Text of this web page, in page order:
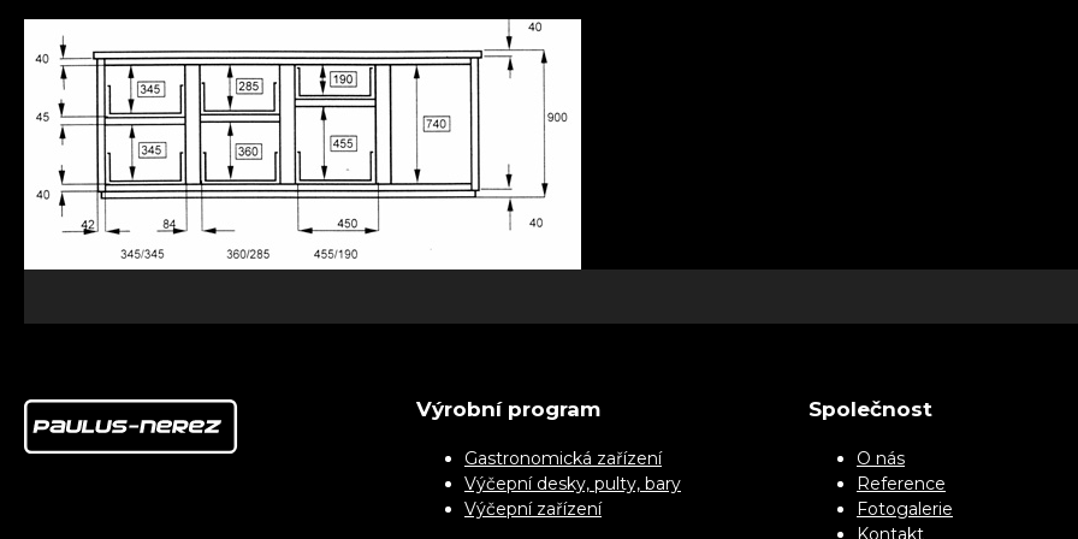
Výrobní program
Gastronomická zařízení
Výčepní desky, pulty, bary
Výčepní zařízení
Společnost
O nás
Reference
Fotogalerie
Kontakt